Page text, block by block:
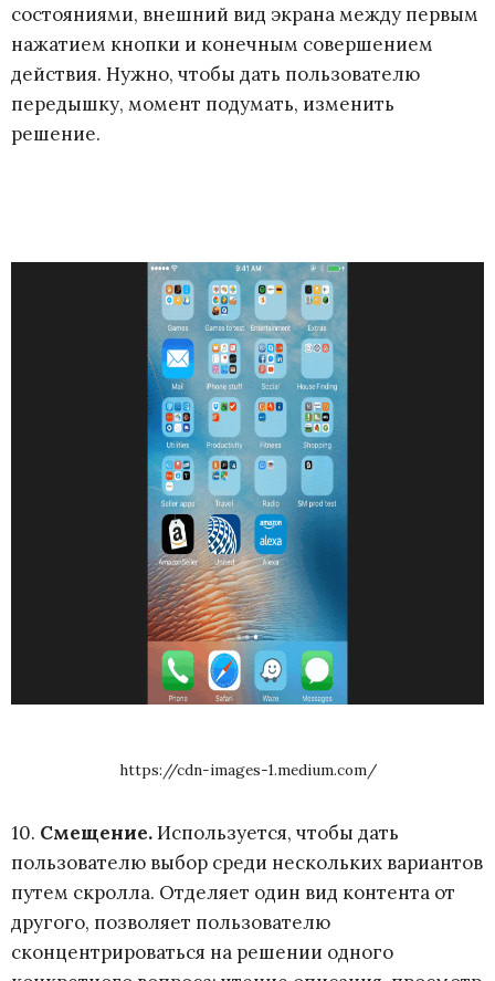
состояниями, внешний вид экрана между первым
нажатием кнопки и конечным совершением
действия. Нужно, чтобы дать пользователю
передышку, момент подумать, изменить
решение.
https://cdn-images-1.medium.com/
10. Смещение.Используется, чтобы дать
пользователю выбор среди нескольких вариантов
путем скролла. Отделяет один вид контента от
другого, позволяет пользователю
сконцентрироваться на решении одного